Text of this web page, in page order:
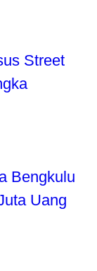
Street
Bengkulu
Uang